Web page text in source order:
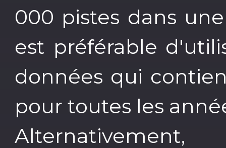
000 pistes dans
est préférable
données qui
pour toutes les